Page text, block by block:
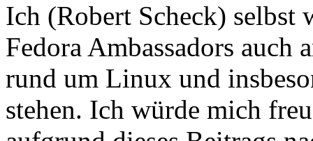
Ich (Robert Scheck) selbst
Fedora Ambassadors auch
rund um Linux und
stehen. Ich würde mich